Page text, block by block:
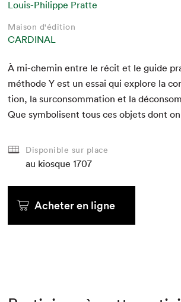
Louis-Philippe Pratte
Maison d'édition
CARDINAL
À mi-chemin entre le réc­it et le guide
méth­ode Y est un essai qui explore la
tion, la sur­con­som­ma­tion et la
Que sym­bol­isent tous ces objets dont
Disponible sur place
au kiosque 1707
Acheter en ligne